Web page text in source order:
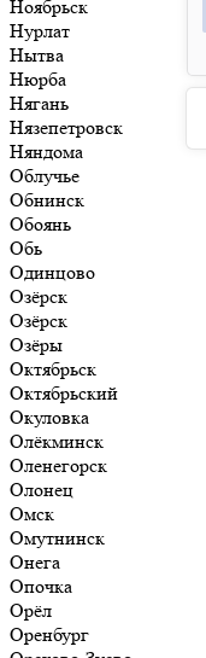
Ноябрьск
Нурлат
Нытва
Нюрба
Нягань
Нязепетровск
Няндома
Облучье
Обнинск
Обоянь
Обь
Одинцово
Озёрск
Озёрск
Озёры
Октябрьск
Октябрьский
Окуловка
Олёкминск
Оленегорск
Олонец
Омск
Омутнинск
Онега
Опочка
Орёл
Оренбург